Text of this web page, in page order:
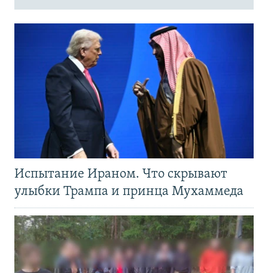
Испытание Ираном. Что скрывают
улыбки Трампа и принца Мухаммеда